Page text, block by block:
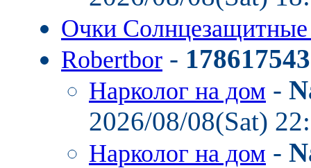
Очки
Robertbor -
Нарколог на дом -
2026/08/08(Sat)
Нарколог на дом -